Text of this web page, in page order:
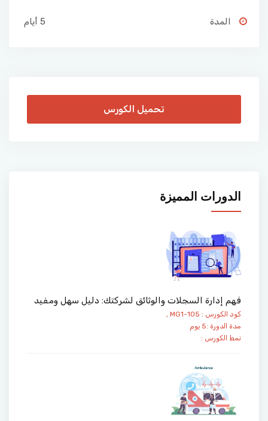
المدة 5 أيام
تحميل الكورس
الدورات المميزة
فهم إدارة السجلات والوثائق لشركتك: دليل سهل ومفيد
كود الكورس : MG1-105 ,
مدة الدورة :5 يوم
نمط الكورس :